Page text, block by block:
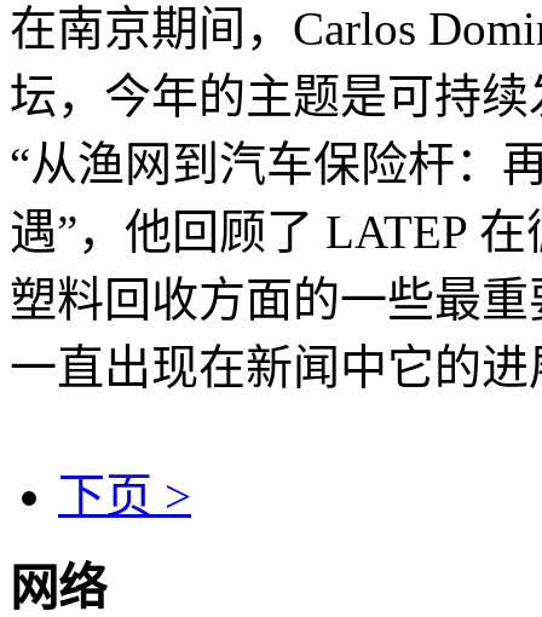
在南京期间，Carlos
坛，今年的主题是可持
“从渔网到汽车保险杆：
遇”，他回顾了 LATEP
塑料回收方面的一些最
一直出现在新闻中它的
下页 >
网络